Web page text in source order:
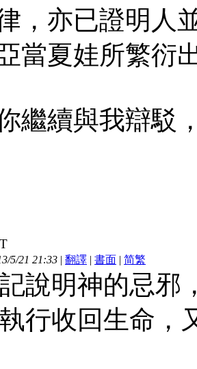
，亦已證明人
當夏娃所繁衍
繼續與我辯駁
T
5/21 21:33 | 翻譯 | 書面 | 简繁
說明神的忌邪
行收回生命，